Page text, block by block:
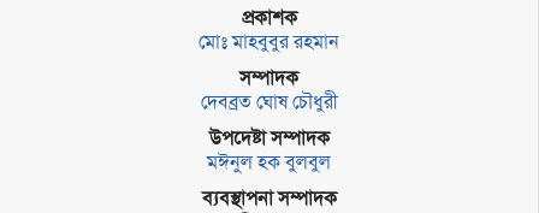
প্রকাশক
মোঃ মাহবুবুর রহমান
সম্পাদক
দেবব্রত ঘোষ চৌধুরী
উপদেষ্টা সম্পাদক
মঈনুল হক বুলবুল
ব্যবস্থাপনা সম্পাদক